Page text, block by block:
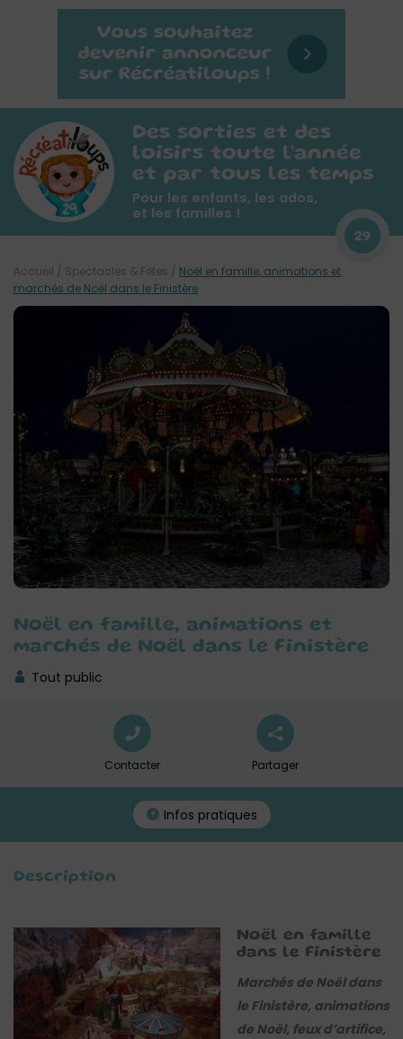
Des sorties et des
loisirs toute l'année
et par tous les temps
Pour les enfants, les ados,
et les familles !
29
Noël en famille, animations et
marchés de Noël dans le Finistère
Tout public
Accueil / Spectacles & Fêtes / Noël en famille, animations et
marchés de Noël dans le Finistère
Contacter Partager
Infos pratiques
Description
Noël en famille
dans le Finistère
Marchés de Noël dans
le Finistère, animations
de Noël, feux d’artifice,